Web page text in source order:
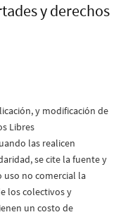
y derechos
y modificación de
Libres
las realicen
se cite la fuente y
uso no comercial la
los colectivos y
un costo de